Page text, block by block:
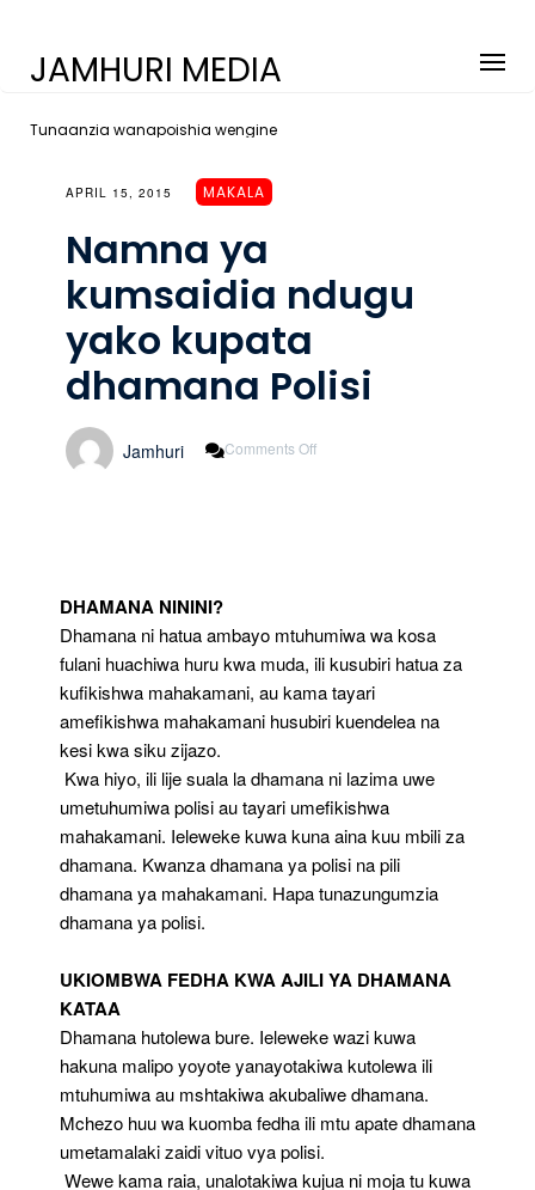
JAMHURI MEDIA
Tunaanzia wanapoishia wengine
APRIL 15, 2015 MAKALA
Namna ya
kumsaidia ndugu
yako kupata
dhamana Polisi
Jamhuri Comments Off
DHAMANA NININI?
Dhamana ni hatua ambayo mtuhumiwa wa kosa
fulani huachiwa huru kwa muda, ili kusubiri hatua za
kufikishwa mahakamani, au kama tayari
amefikishwa mahakamani husubiri kuendelea na
kesi kwa siku zijazo.
Kwa hiyo, ili lije suala la dhamana ni lazima uwe
umetuhumiwa polisi au tayari umefikishwa
mahakamani. Ieleweke kuwa kuna aina kuu mbili za
dhamana. Kwanza dhamana ya polisi na pili
dhamana ya mahakamani. Hapa tunazungumzia
dhamana ya polisi.
UKIOMBWA FEDHA KWA AJILI YA DHAMANA
KATAA
Dhamana hutolewa bure. Ieleweke wazi kuwa
hakuna malipo yoyote yanayotakiwa kutolewa ili
mtuhumiwa au mshtakiwa akubaliwe dhamana.
Mchezo huu wa kuomba fedha ili mtu apate dhamana
umetamalaki zaidi vituo vya polisi.
Wewe kama raia, unalotakiwa kujua ni moja tu kuwa